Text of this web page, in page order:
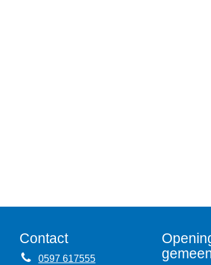
Contact
0597 617555